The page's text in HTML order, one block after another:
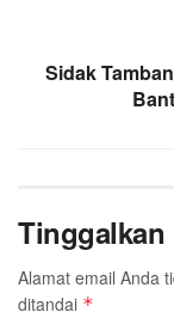
Sidak
Tinggalkan
Alamat email Anda
ditandai *